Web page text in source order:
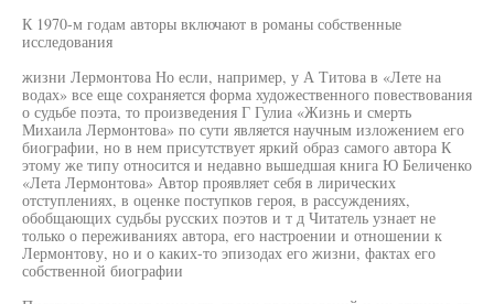
К 1970-м годам авторы включают в романы собственные
исследования
жизни Лермонтова Но если, например, у А Титова в «Лете на
водах» все еще сохраняется форма художественного повествования
о судьбе поэта, то произведения Г Гулиа «Жизнь и смерть
Михаила Лермонтова» по сути является научным изложением его
биографии, но в нем присутствует яркий образ самого автора К
этому же типу относится и недавно вышедшая книга Ю Беличенко
«Лета Лермонтова» Автор проявляет себя в лирических
отступлениях, в оценке поступков героя, в рассуждениях,
обобщающих судьбы русских поэтов и т д Читатель узнает не
только о переживаниях автора, его настроении и отношении к
Лермонтову, но и о каких-то эпизодах его жизни, фактах его
собственной биографии